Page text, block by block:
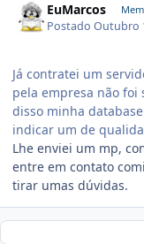
EuMarcos
PostadoOutubro
Já contratei um
pela empresa não foi
disso minha
indicar um de
Lhe enviei um mp,
entre em contato
tirar umas dúvidas.